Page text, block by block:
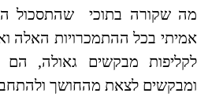
מה שקורה בתוכי שהתסכול
אמיתי בכל ההתמכרויות האלה
לקליפות מבקשים גאולה, הם
ומבקשים לצאת מהחושך